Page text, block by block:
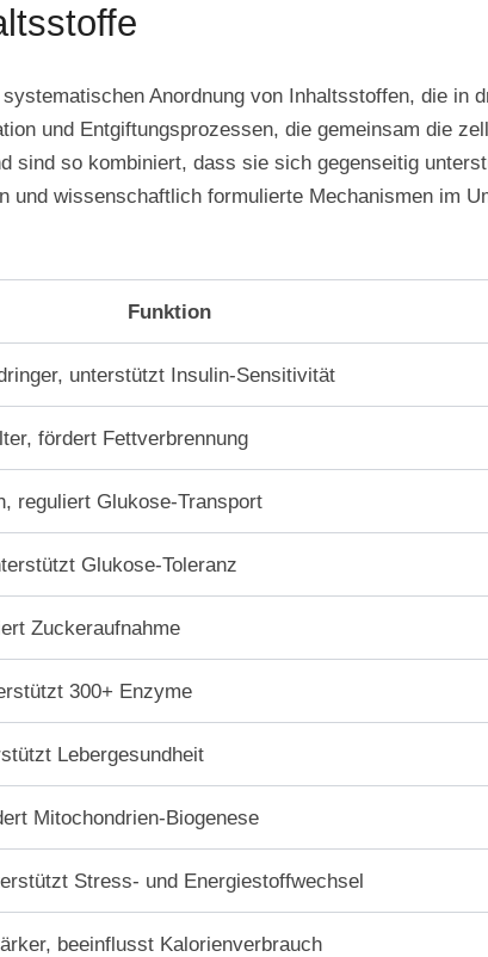
Anordnung von Inhaltsstoffen, die in
und Entgiftungsprozessen, die gemeinsam die
sind so kombiniert, dass sie sich gegenseitig
wissenschaftlich formulierte Mechanismen im
Funktion
unterstützt Insulin-Sensitivität
fördert Fettverbrennung
reguliert Glukose-Transport
Glukose-Toleranz
Zuckeraufnahme
300+ Enzyme
Lebergesundheit
Mitochondrien-Biogenese
Stress- und Energiestoffwechsel
beeinflusst Kalorienverbrauch